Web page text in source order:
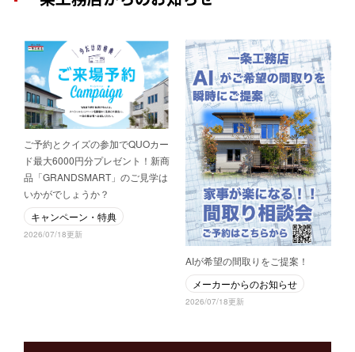
ご予約とクイズの参加でQUOカー
ド最大6000円分プレゼント！新商
品「GRANDSMART」のご見学は
いかがでしょうか？
キャンペーン・特典
2026/07/18更新
AIが希望の間取りをご提案！
メーカーからのお知らせ
2026/07/18更新